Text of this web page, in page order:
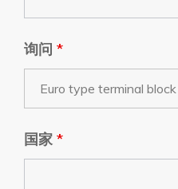
询问 *
国家 *